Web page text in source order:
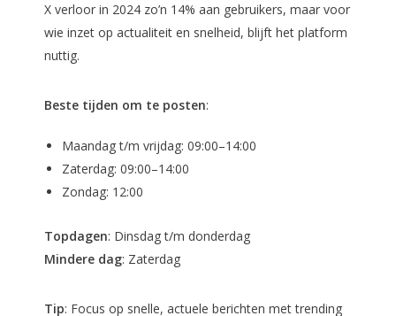
X verloor in 2024 zo’n 14% aan gebruikers, maar voor
wie inzet op actualiteit en snelheid, blijft het platform
nuttig.
Beste tijden om te posten:
Maandag t/m vrijdag: 09:00–14:00
Zaterdag: 09:00–14:00
Zondag: 12:00
Topdagen: Dinsdag t/m donderdag
Mindere dag: Zaterdag
Tip: Focus op snelle, actuele berichten met trending